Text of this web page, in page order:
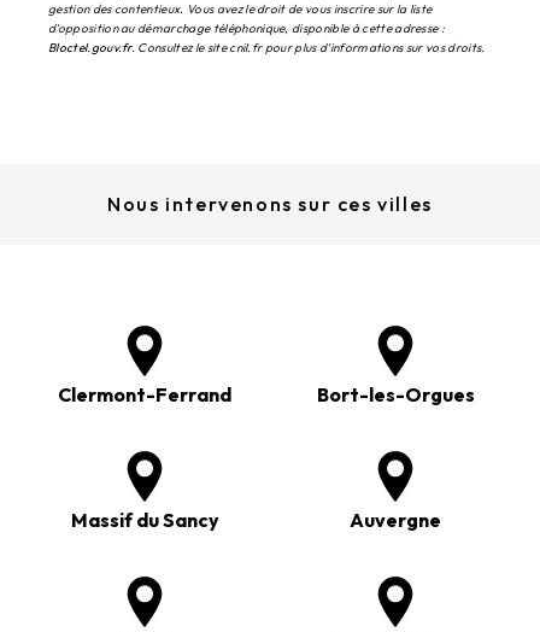
gestion des contentieux. Vous avez le droit de vous inscrire sur la liste
d'opposition au démarchage téléphonique, disponible à cette adresse :
Bloctel.gouv.fr. Consultez le site cnil.fr pour plus d’informations sur vos droits.
Nous intervenons sur ces villes
Clermont-Ferrand Bort-les-Orgues
Massif du Sancy Auvergne